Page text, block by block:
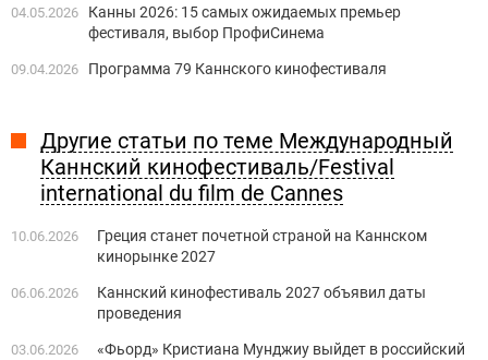
04.05.2026
Канны 2026: 15 самых ожидаемых премьер
фестиваля, выбор ПрофиСинема
09.04.2026 Программа 79 Каннского кинофестиваля
Другие статьи по теме Международный
Каннский кинофестиваль/Festival
international du film de Cannes
10.06.2026
Греция станет ​​почетной страной на Каннском
кинорынке 2027
06.06.2026
Каннский кинофестиваль 2027 объявил даты
проведения
03.06.2026
«Фьорд» Кристиана Мунджиу выйдет в российский